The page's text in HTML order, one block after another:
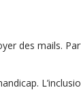
des mails.